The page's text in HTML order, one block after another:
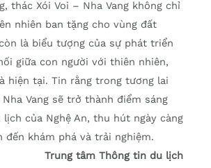
thác Xói Voi – Nha Vang không chỉ
nhiên ban tặng cho vùng đất
là biểu tượng của sự phát triển
giữa con người với thiên nhiên,
hiện tại. Tin rằng trong tương lai
Vang sẽ trở thành điểm sáng
của Nghệ An, thu hút ngày càng
đến khám phá và trải nghiệm.
Trung tâm Thông tin du lịch